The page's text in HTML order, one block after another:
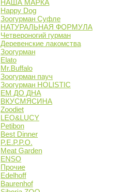
НАША МАРКА
Happy Dog
Зоогурман Суфле
НАТУРАЛЬНАЯ ФОРМУЛА
Четвероногий гурман
Деревенские лакомства
Зоогурман
Elato
Mr.Buffalo
Зоогурман пауч
Зоогурман HOLISTIC
ЕМ ДО ДНА
ВКУСМЯСИНА
Zoodiet
LEO&LUCY
Petibon
Best Dinner
P.E.P.P.O.
Meat Garden
ENSO
Прочие
Edelhoff
Baurenhof